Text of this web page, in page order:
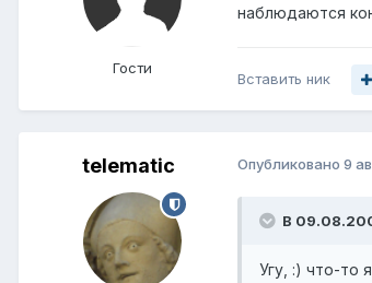
Гости
наблюдаются
Вставить ник
telematic Опубликовано 9
В
Угу, :) что-то